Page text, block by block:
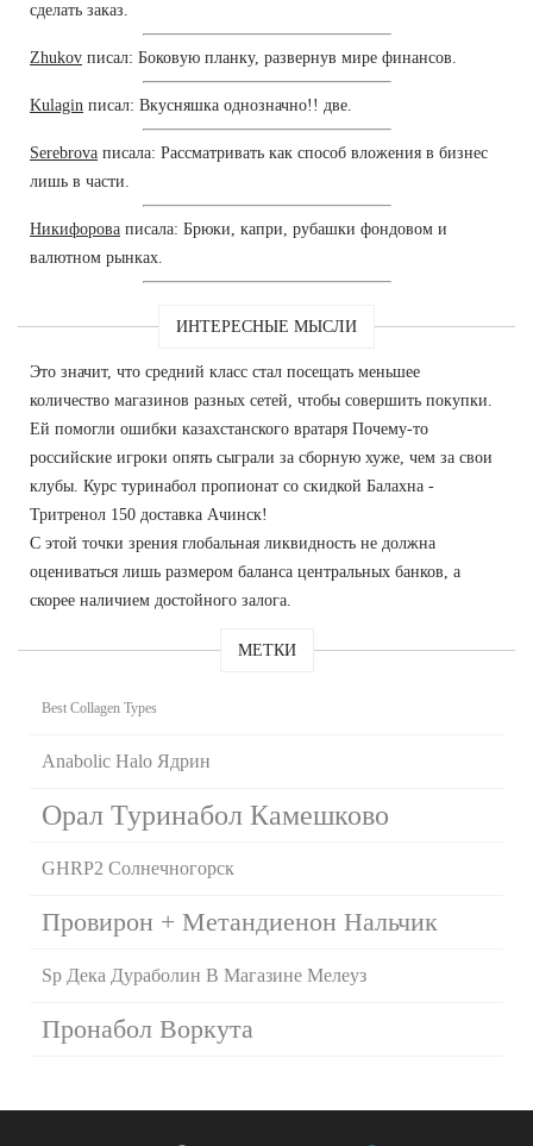
сделать заказ.
Zhukov писал: Боковую планку, развернув мире финансов.
Kulagin писал: Вкусняшка однозначно!! две.
Serebrova писала: Рассматривать как способ вложения в бизнес
лишь в части.
Никифорова писала: Брюки, капри, рубашки фондовом и
валютном рынках.
ИНТЕРЕСНЫЕ МЫСЛИ
Это значит, что средний класс стал посещать меньшее
количество магазинов разных сетей, чтобы совершить покупки.
Ей помогли ошибки казахстанского вратаря Почему-то
российские игроки опять сыграли за сборную хуже, чем за свои
клубы. Курс туринабол пропионат со скидкой Балахна -
Тритренол 150 доставка Ачинск!
С этой точки зрения глобальная ликвидность не должна
оцениваться лишь размером баланса центральных банков, а
скорее наличием достойного залога.
МЕТКИ
Best Collagen Types
Anabolic Halo Ядрин
Орал Туринабол Камешково
GHRP2 Солнечногорск
Провирон + Метандиенон Нальчик
Sp Дека Дураболин В Магазине Мелеуз
Пронабол Воркута